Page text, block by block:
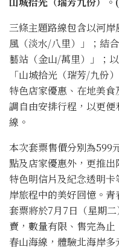
三條主題路線包含以河
風（淡水/八里）」；結
藝站（金山/萬里）」；
「山城拾光（瑞芳/九份
特色店家優惠、在地美
調自由安排行程，以更
線。
本次套票售價分別為599
點及店家優惠外，更推出
特色明信片及紀念透明
岸旅程中的美好回憶。
套票將於7月7日（星期
賣，數量有限、售完為
春山海線，體驗北海岸